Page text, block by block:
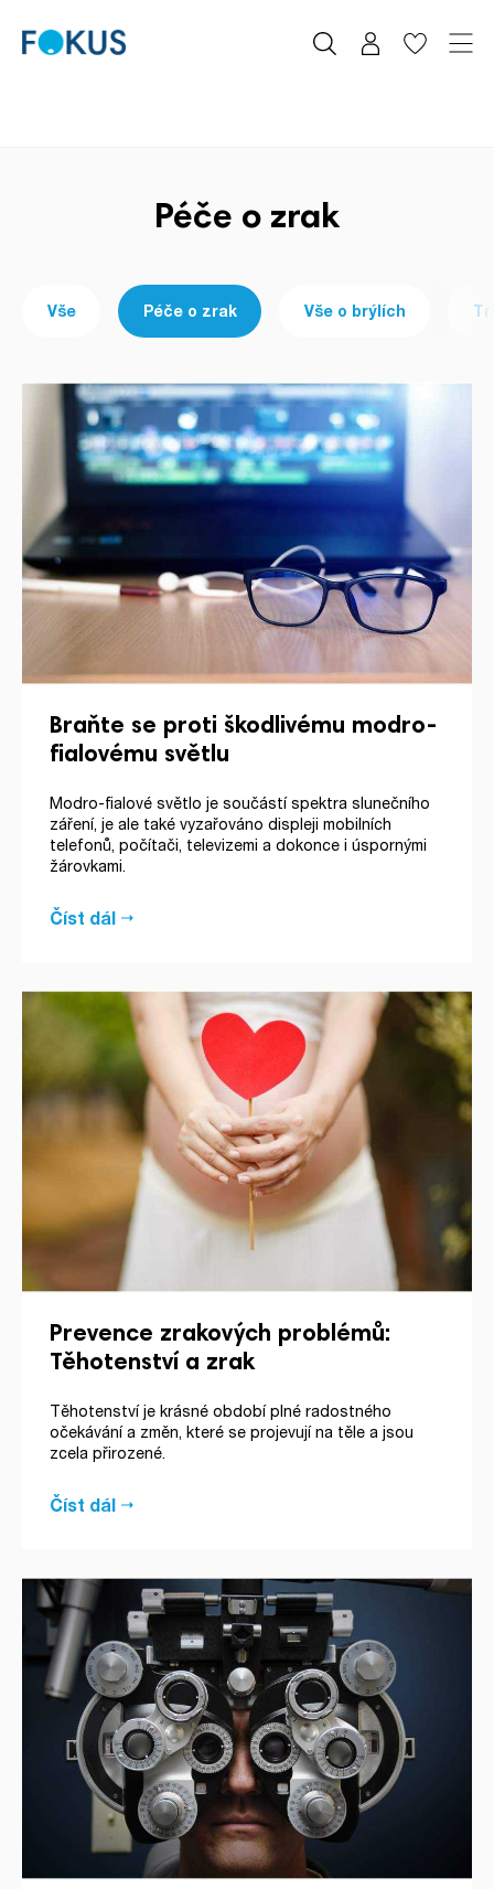
Péče o zrak
Vše Péče o zrak Vše o brýlích
Braňte se proti škodlivému modro-
fialovému světlu
Modro-fialové světlo je součástí spektra slunečního
záření, je ale také vyzařováno displeji mobilních
telefonů, počítači, televizemi a dokonce i úspornými
žárovkami.
Číst dál
Prevence zrakových problémů:
Těhotenství a zrak
Těhotenství je krásné období plné radostného
očekávání a změn, které se projevují na těle a jsou
zcela přirozené.
Číst dál